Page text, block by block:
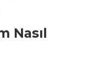
Nasıl